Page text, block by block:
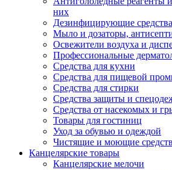
них
Дезинфицирующие средства
Мыло и дозаторы,
Освежители воздуха и
Профессиональные
Средства для кухни
Средства для пищевой
Средства для стирки
Средства защиты и
Средства от насекомых и
Товары для гостиниц
Уход за обувью и одеждой
Чистящие и моющие
Канцелярские товары
Канцелярские мелочи